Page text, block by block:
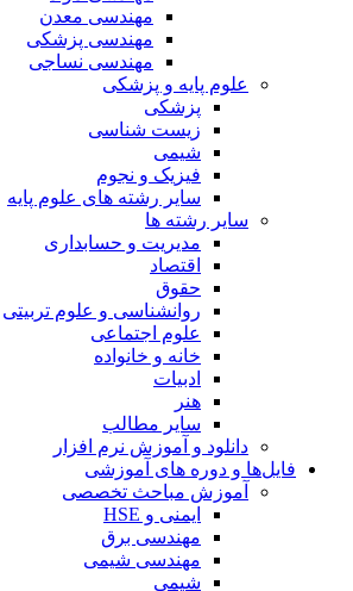
مهندسی معدن
مهندسی پزشکی
مهندسی نساجی
علوم پایه و پزشکی
پزشکی
زیست شناسی
شیمی
فیزیک و نجوم
سایر رشته های علوم پایه
سایر رشته ها
مدیریت و حسابداری
اقتصاد
حقوق
روانشناسی و علوم تربیتی
علوم اجتماعی
خانه و خانواده
ادبیات
هنر
سایر مطالب
دانلود و آموزش نرم افزار
فایل‌ها و دوره های آموزشی
آموزش مباحث تخصصی
ایمنی و HSE
مهندسی برق
مهندسی شیمی
شیمی